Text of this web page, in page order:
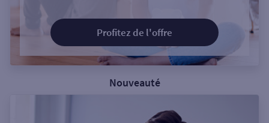
Profitez de l'offre
Nouveauté